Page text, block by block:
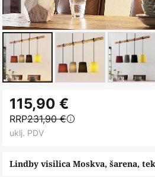
to
the
beginning
the
Lindby visilica Moskva, šarena,
115,90 €
RRP231,90 €
uklj. PDV